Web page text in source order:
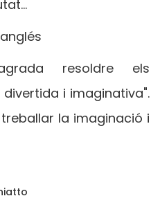
resoldre els
i imaginativa".
la imaginació i